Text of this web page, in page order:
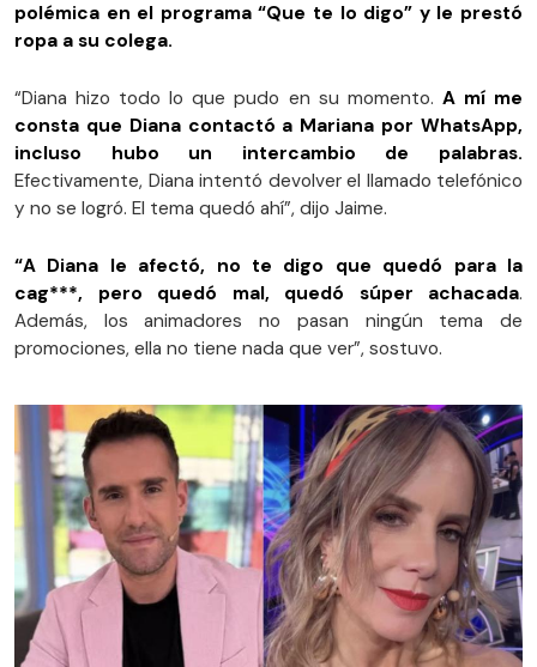
polémica en el programa “Que te lo digo” y le prestó
ropa a su colega.
“Diana hizo todo lo que pudo en su momento. A mí me
consta que Diana contactó a Mariana por WhatsApp,
incluso hubo un intercambio de palabras.
Efectivamente, Diana intentó devolver el llamado telefónico
y no se logró. El tema quedó ahí”, dijo Jaime.
“A Diana le afectó, no te digo que quedó para la
cag***, pero quedó mal, quedó súper achacada.
Además, los animadores no pasan ningún tema de
promociones, ella no tiene nada que ver”, sostuvo.